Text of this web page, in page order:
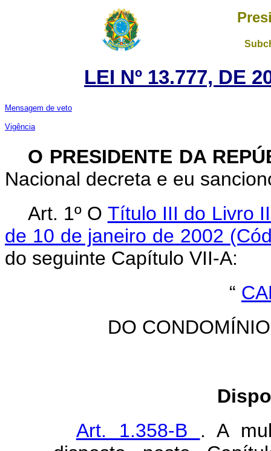
LEI Nº 13.777, DE
Mensagem de veto
Vigência
O PRESIDENTE DA
Nacional decreta e eu
Art. 1º O Título III do Livro
de 10 de janeiro de 2002
do seguinte Capítulo VII-A:
“
DO
Art. 1.358-B . A